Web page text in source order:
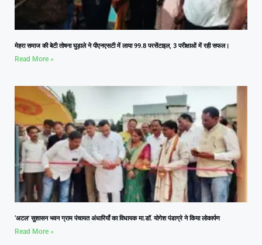
मेहरा समाज की बेटी तोषना घुड़ाले ने पीएनएसटी में लाया 99.8 परसेंटाइल, 3 परीक्षाओं में रही सफल।
Read More »
‘अटल’ सुशासन भवन ग्राम पंचायत अंधारियाँ का विधायक मा.डॉ. योगेश पंडाग्रे ने किया लोकार्पण
Read More »